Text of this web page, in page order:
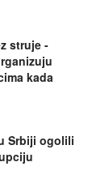
struje -
kada
Srbiji ogolili